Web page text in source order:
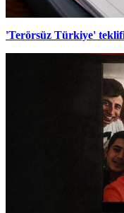
'Terörsüz Türkiye'